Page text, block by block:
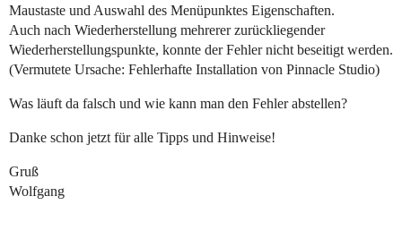
Maustaste und Auswahl des Menüpunktes Eigenschaften.
Auch nach Wiederherstellung mehrerer zurückliegender
Wiederherstellungspunkte, konnte der Fehler nicht beseitigt werden.
(Vermutete Ursache: Fehlerhafte Installation von Pinnacle Studio)
Was läuft da falsch und wie kann man den Fehler abstellen?
Danke schon jetzt für alle Tipps und Hinweise!
Gruß
Wolfgang